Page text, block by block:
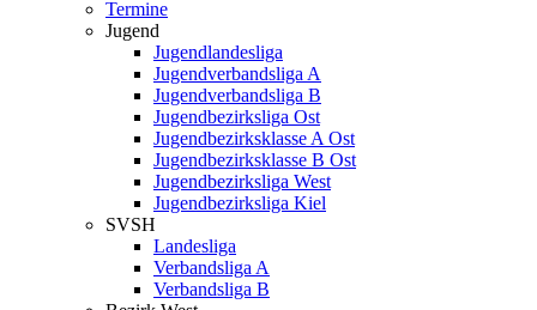
Termine
Jugend
Jugendlandesliga
Jugendverbandsliga A
Jugendverbandsliga B
Jugendbezirksliga Ost
Jugendbezirksklasse A Ost
Jugendbezirksklasse B Ost
Jugendbezirksliga West
Jugendbezirksliga Kiel
SVSH
Landesliga
Verbandsliga A
Verbandsliga B